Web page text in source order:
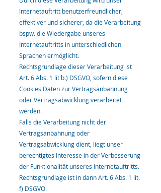
Internetauftritt benutzerfreundlicher,
effektiver und sicherer, da die Verarbeitung
bspw. die Wiedergabe unseres
Internetauftritts in unterschiedlichen
Sprachen ermöglicht.
Rechtsgrundlage dieser Verarbeitung ist
Art. 6 Abs. 1 lit b.) DSGVO, sofern diese
Cookies Daten zur Vertragsanbahnung
oder Vertragsabwicklung verarbeitet
werden.
Falls die Verarbeitung nicht der
Vertragsanbahnung oder
Vertragsabwicklung dient, liegt unser
berechtigtes Interesse in der Verbesserung
der Funktionalität unseres Internetauftritts.
Rechtsgrundlage ist in dann Art. 6 Abs. 1 lit.
f) DSGVO.